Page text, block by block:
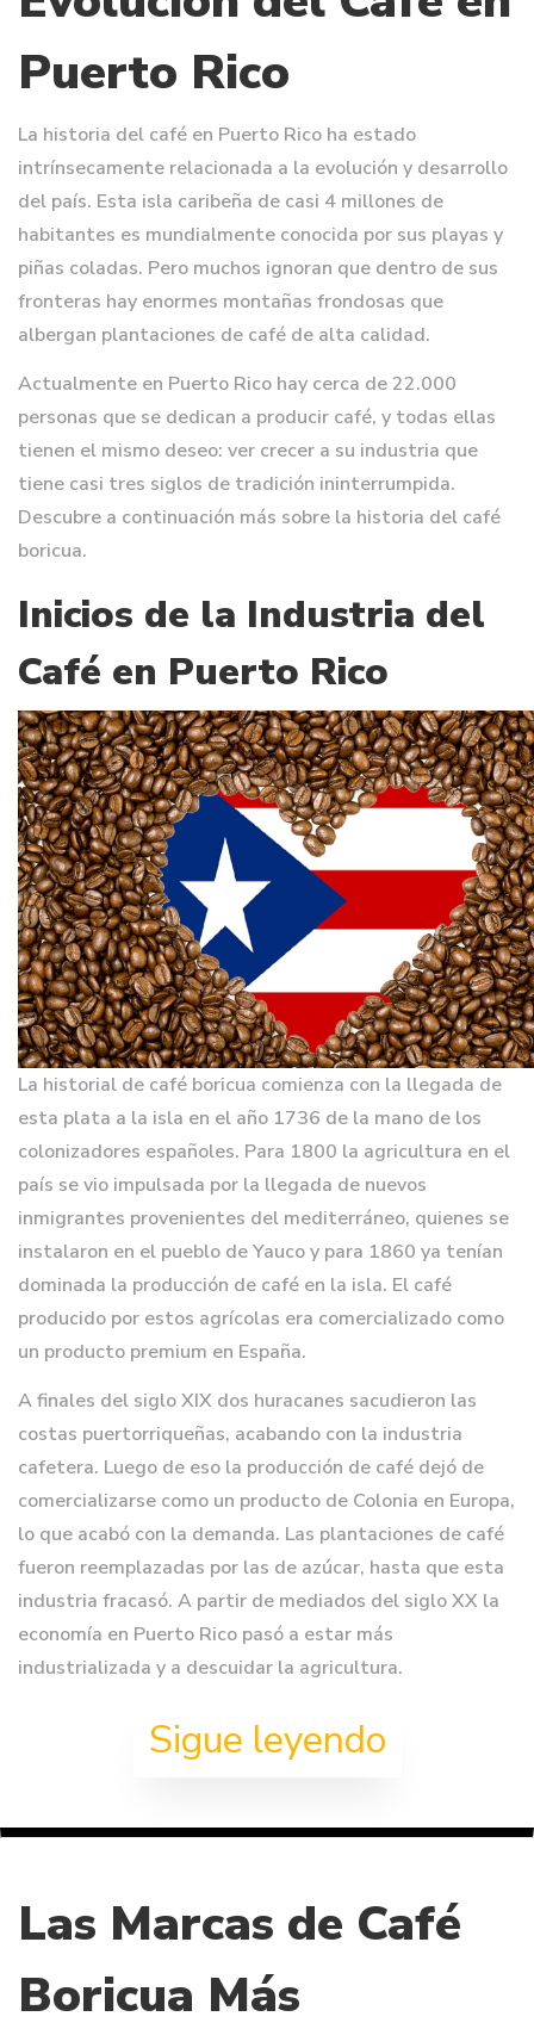
Puerto Rico
La historia del café en Puerto Rico ha estado
intrínsecamente relacionada a la evolución y desarrollo
del país. Esta isla caribeña de casi 4 millones de
habitantes es mundialmente conocida por sus playas y
piñas coladas. Pero muchos ignoran que dentro de sus
fronteras hay enormes montañas frondosas que
albergan plantaciones de café de alta calidad.
Actualmente en Puerto Rico hay cerca de 22.000
personas que se dedican a producir café, y todas ellas
tienen el mismo deseo: ver crecer a su industria que
tiene casi tres siglos de tradición ininterrumpida.
Descubre a continuación más sobre la historia del café
boricua.
Inicios de la Industria del
Café en Puerto Rico
La historial de café boricua comienza con la llegada de
esta plata a la isla en el año 1736 de la mano de los
colonizadores españoles. Para 1800 la agricultura en el
país se vio impulsada por la llegada de nuevos
inmigrantes provenientes del mediterráneo, quienes se
instalaron en el pueblo de Yauco y para 1860 ya tenían
dominada la producción de café en la isla. El café
producido por estos agrícolas era comercializado como
un producto premium en España.
A finales del siglo XIX dos huracanes sacudieron las
costas puertorriqueñas, acabando con la industria
cafetera. Luego de eso la producción de café dejó de
comercializarse como un producto de Colonia en Europa,
lo que acabó con la demanda. Las plantaciones de café
fueron reemplazadas por las de azúcar, hasta que esta
industria fracasó. A partir de mediados del siglo XX la
economía en Puerto Rico pasó a estar más
industrializada y a descuidar la agricultura.
Sigue leyendo
Las Marcas de Café
Boricua Más